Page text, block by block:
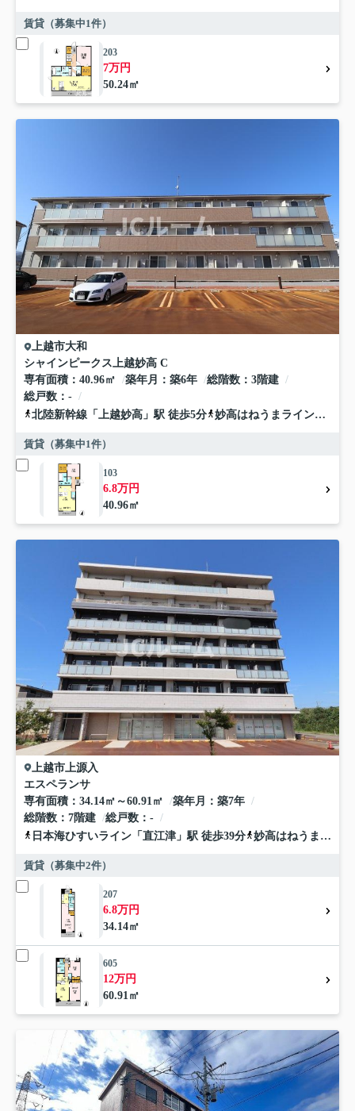
賃貸（募集中1件）
203
7万円
50.24㎡
上越市大和
シャインピークス上越妙高 C
専有面積
40.96㎡ 築年月 築6年 総階数
3階建
総戸数
-
北陸新幹線 「 上越妙高 」駅 徒歩5分 妙高はねうまライン「
賃貸（募集中1件）
103
6.8万円
40.96㎡
上越市 上源入
エスペランサ
専有面積
34.14㎡～60.91㎡ 築年月
築7年
総階数
7階建 総戸数
-
日本海ひすいライン 「直江津 」駅 徒歩39分 妙高はねうまライン
賃貸（募集中2件）
207
6.8万円
34.14㎡
605
12万円
60.91㎡